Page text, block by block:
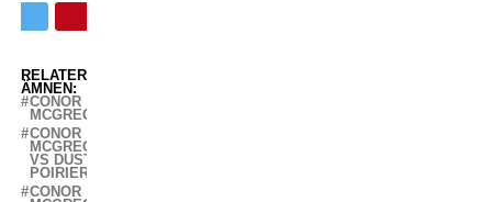
RELATERADE
ÄMNEN:
CONOR
MCGREGOR
CONOR
MCGREGOR
VS DUSTIN
POIRIER
CONOR